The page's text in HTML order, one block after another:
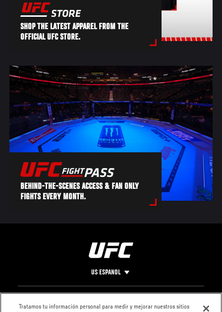
SHOP THE LATEST APPAREL FROM THE
OFFICIAL UFC STORE.
BEHIND-THE-SCENES ACCESS & FAN ONLY
FIGHTS EVERY MONTH.
US ESPANOL
Pie CONTACTO LEGAL
Tratamos tu información personal para medir y mejorar nuestros sitios